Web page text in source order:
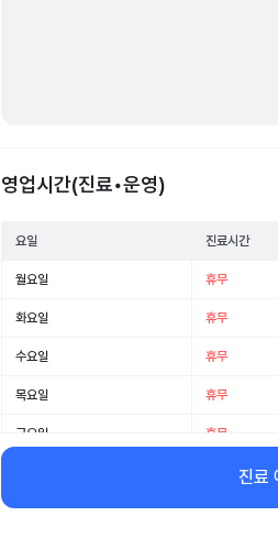
영업시간(진료•운영)
요일 진료시간
월요일 휴무
화요일 휴무
수요일 휴무
목요일 휴무
금요일 휴무
일요일 휴무
진료